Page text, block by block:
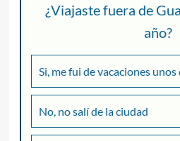
¿Viajaste fuera de
año?
Si, me fui de vacaciones unos
No, no salí de la ciudad